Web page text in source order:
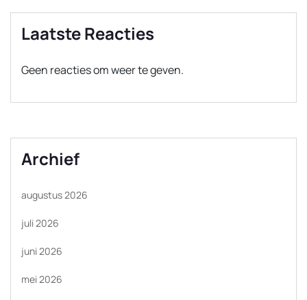
Laatste Reacties
Geen reacties om weer te geven.
Archief
augustus 2026
juli 2026
juni 2026
mei 2026